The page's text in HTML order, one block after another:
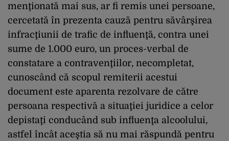
menţionată mai sus, ar fi remis unei persoane,
cercetată în prezenta cauză pentru săvârşirea
infracţiunii de trafic de influenţă, contra unei
sume de 1.000 euro, un proces-verbal de
constatare a contravenţiilor, necompletat,
cunoscând că scopul remiterii acestui
document este aparenta rezolvare de către
persoana respectivă a situaţiei juridice a celor
depistaţi conducând sub influenţa alcoolului,
astfel încât aceştia să nu mai răspundă pentru